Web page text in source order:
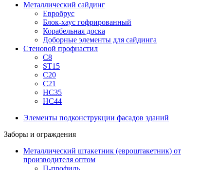
Металлический сайдинг
Евробрус
Блок-хаус гофрированный
Корабельная доска
Доборные элементы для сайдинга
Стеновой профнастил
С8
ST15
С20
С21
НС35
НС44
Элементы подконструкции фасадов зданий
Заборы и ограждения
Металлический штакетник (евроштакетник) от
производителя оптом